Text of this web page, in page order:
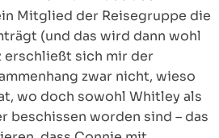
Mitglied der Reisegruppe die
(und das wird dann wohl
erschließt sich mir der
zwar nicht, wieso
wo doch sowohl Whitley als
beschissen worden sind – das